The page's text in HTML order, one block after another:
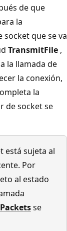
de que
la
que se va
TransmitFile ,
la llamada de
la conexión,
la
de socket se
está sujeta al
Por
al estado
se